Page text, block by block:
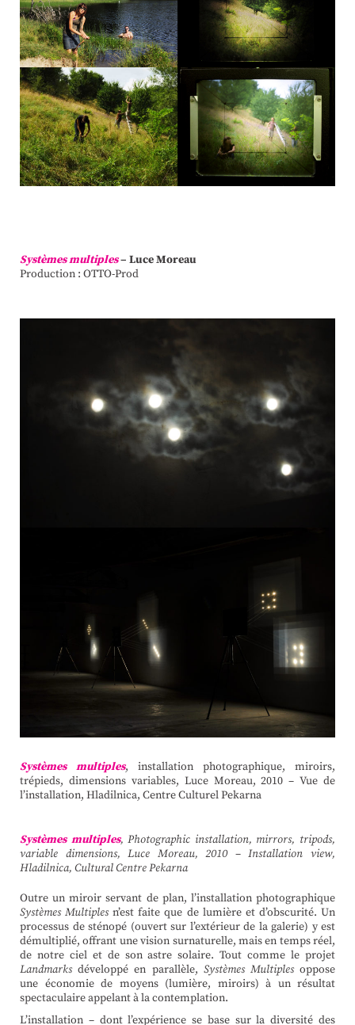
Systèmes multiples– Luce Moreau
Production : OTTO-Prod
Systèmes multiples, installation photographique, miroirs,
trépieds, dimensions variables, Luce Moreau, 2010 – Vue de
l’installation, Hladilnica, Centre Culturel Pekarna
Systèmes multiples, Photographic installation, mirrors, tripods,
variable dimensions, Luce Moreau, 2010 –Installation view,
Hladilnica, CulturalCentrePekarna
Outre un miroir servant de plan, l’installation photographique
Systèmes Multiplesn’est faite que de lumière et d’obscurité. Un
processus de sténopé (ouvert sur l’extérieur de la galerie) y est
démultiplié, offrant une vision surnaturelle, mais en temps réel,
de notre ciel et de son astre solaire. Tout comme le projet
Landmarksdéveloppé en parallèle, Systèmes Multiplesoppose
une économie de moyens (lumière, miroirs) à un résultat
spectaculaire appelant à la contemplation.
L’installation – dont l’expérience se base sur la diversité des